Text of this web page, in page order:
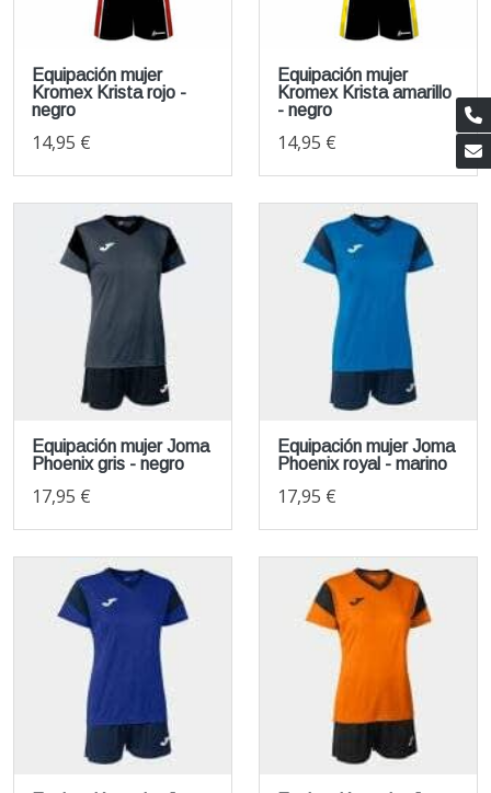
Equipación mujer
Kromex Krista rojo -
negro
14,95 €
Equipación mujer
Kromex Krista amarillo
- negro
14,95 €
Equipación mujer Joma
Phoenix gris - negro
17,95 €
Equipación mujer Joma
Phoenix royal - marino
17,95 €